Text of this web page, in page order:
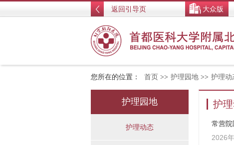
返回引导页 大众版
您所在的位置： 首页 >> 护理园地 >> 护理动
护理园地
护理动态
护
常营院
2026